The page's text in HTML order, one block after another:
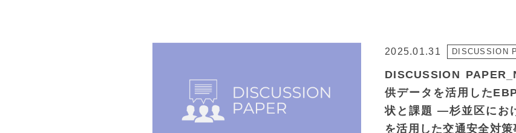
2025.01.31 DISCUSSION
DISCUSSION
供データを活用した
状と課題 ―杉並区にお
を活用した交通安全対